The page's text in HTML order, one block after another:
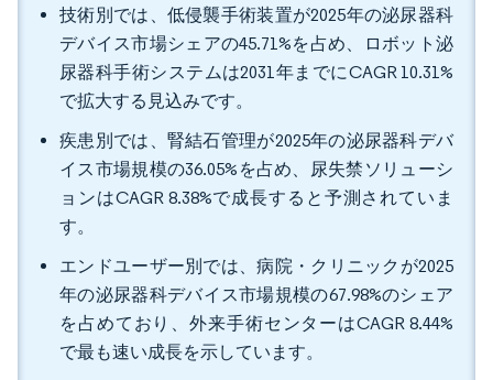
技術別では、低侵襲手術装置が2025年の泌尿器科
デバイス市場シェアの45.71%を占め、ロボット泌
尿器科手術システムは2031年までにCAGR 10.31%
で拡大する見込みです。
疾患別では、腎結石管理が2025年の泌尿器科デバ
イス市場規模の36.05%を占め、尿失禁ソリューシ
ョンはCAGR 8.38%で成長すると予測されていま
す。
エンドユーザー別では、病院・クリニックが2025
年の泌尿器科デバイス市場規模の67.98%のシェア
を占めており、外来手術センターはCAGR 8.44%
で最も速い成長を示しています。